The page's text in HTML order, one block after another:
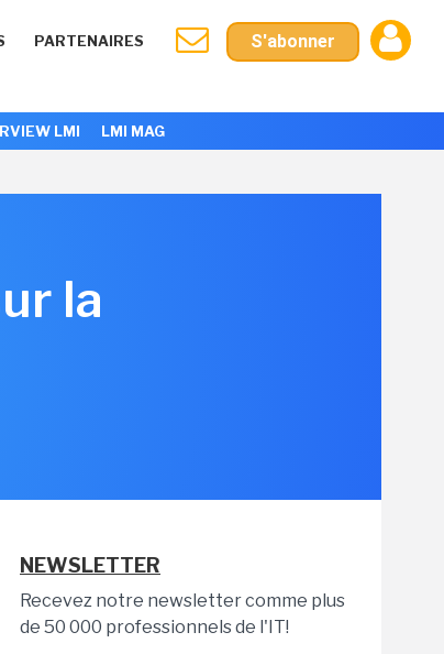
PARTENAIRES S'abonner
LMI LMI MAG
la
NEWSLETTER
Recevez notre newsletter comme plus
de 50 000 professionnels de l'IT!